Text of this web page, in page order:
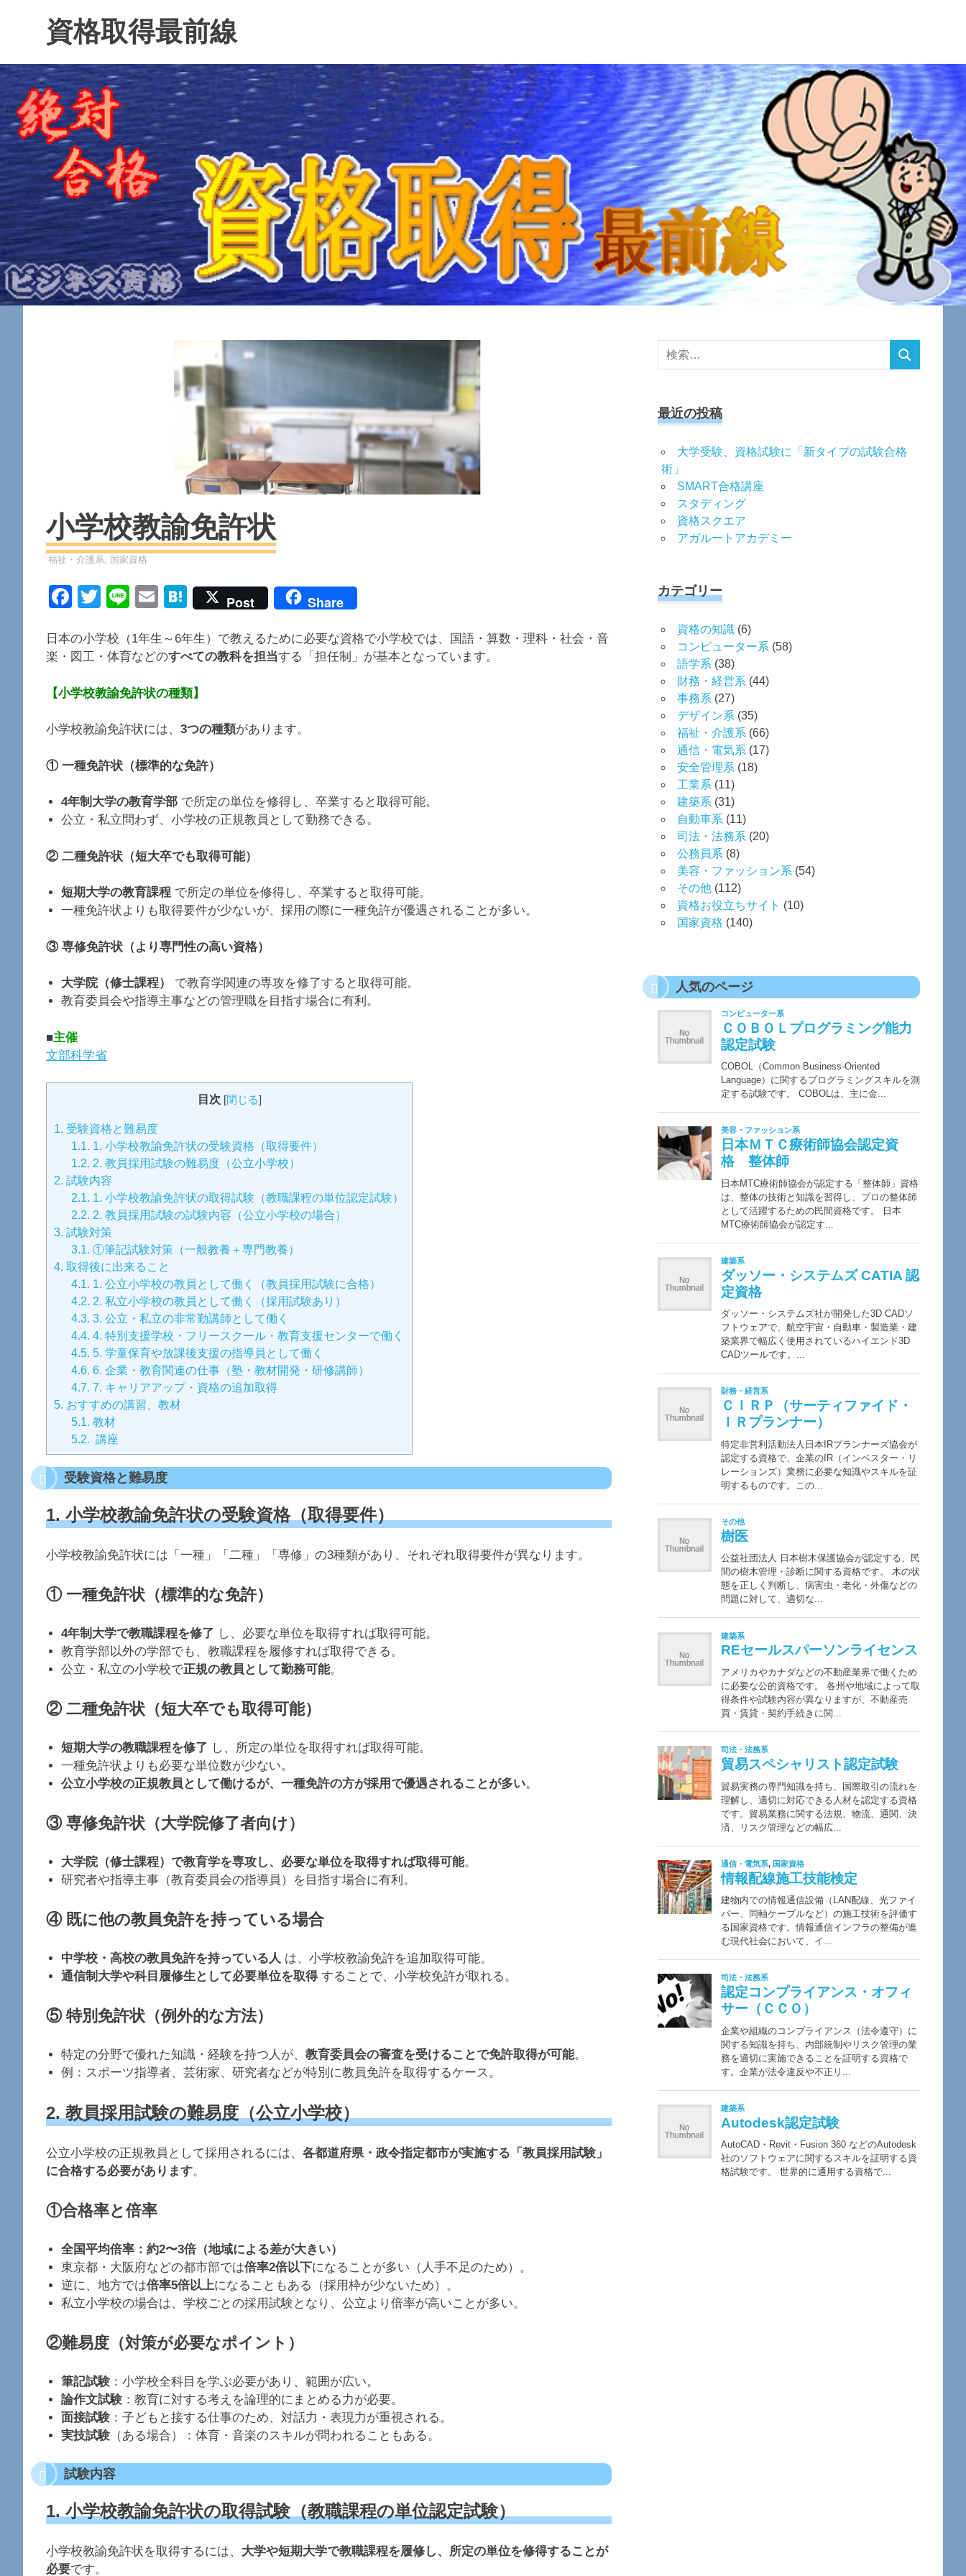
ツ
ス
キ
ッ
プ
資格取得最前線
小学校教諭免許状
資格
福祉・介護系, 国家資格
Facebook
TwitterLineEmailHatena
Post Share
日本の小学校（1年生～6年生）で教えるために必要な資格で小学校では、国語・算数・理科・社会・音
楽・図工・体育などのすべての教科を担当する「担任制」が基本となっています。
【小学校教諭免許状の種類】
小学校教諭免許状には、 3つの種類があります。
① 一種免許状（標準的な免許）
4年制大学の教育学部 で所定の単位を修得し、卒業すると取得可能。
公立・私立問わず、小学校の正規教員として勤務できる。
② 二種免許状（短大卒でも取得可能）
短期大学の教育課程 で所定の単位を修得し、卒業すると取得可能。
一種免許状よりも取得要件が少ないが、採用の際に一種免許が優遇されることが多い。
③ 専修免許状（より専門性の高い資格）
大学院（修士課程）
で教育学関連の専攻を修了すると取得可能。
教育委員会や指導主事などの管理職を目指す場合に有利。
■主催
文部科学省
目次 [閉じる]
1. 受験資格と難易度
1.1. 1. 小学校教諭免許状の受験資格（取得要件）
1.2. 2. 教員採用試験の難易度（公立小学校）
2. 試験内容
2.1. 1. 小学校教諭免許状の取得試験（教職課程の単位認定試験）
2.2. 2. 教員採用試験の試験内容（公立小学校の場合）
3. 試験対策
3.1. ①筆記試験対策（一般教養＋専門教養）
4. 取得後に出来ること
4.1. 1. 公立小学校の教員として働く（教員採用試験に合格）
4.2. 2. 私立小学校の教員として働く（採用試験あり）
4.3. 3. 公立・私立の非常勤講師として働く
4.4. 4. 特別支援学校・フリースクール・教育支援センターで働く
4.5. 5. 学童保育や放課後支援の指導員として働く
4.6. 6. 企業・教育関連の仕事（塾・教材開発・研修講師）
4.7. 7. キャリアアップ・資格の追加取得
5. おすすめの講習、教材
5.1. 教材
5.2. 講座
受験資格と難易度
1. 小学校教諭免許状の受験資格（取得要件）
小学校教諭免許状には「一種」「二種」「専修」の3種類があり、それぞれ取得要件が異なります。
① 一種免許状（標準的な免許）
4年制大学で教職課程を修了 し、必要な単位を取得すれば取得可能。
教育学部以外の学部でも、教職課程を履修すれば取得できる。
公立・私立の小学校で正規の教員として勤務可能。
② 二種免許状（短大卒でも取得可能）
短期大学の教職課程を修了 し、所定の単位を取得すれば取得可能。
一種免許状よりも必要な単位数が少ない。
公立小学校の正規教員として働けるが、一種免許の方が採用で優遇されることが多い。
③ 専修免許状（大学院修了者向け）
大学院（修士課程）で教育学を専攻し、必要な単位を取得すれば取得可能。
研究者や指導主事（教育委員会の指導員）を目指す場合に有利。
④ 既に他の教員免許を持っている場合
中学校・高校の教員免許を持っている人 は、小学校教諭免許を追加取得可能。
通信制大学や科目履修生として必要単位を取得することで、小学校免許が取れる。
⑤ 特別免許状（例外的な方法）
特定の分野で優れた知識・経験を持つ人が、教育委員会の審査を受けることで免許取得が可能。
例：スポーツ指導者、芸術家、研究者などが特別に教員免許を取得するケース。
2. 教員採用試験の難易度（公立小学校）
公立小学校の正規教員として採用されるには、 各都道府県・政令指定都市が実施する「教員採用試験」
に合格する必要があります。
①合格率と倍率
全国平均倍率：約2〜3倍（地域による差が大きい）
東京都・大阪府などの都市部では倍率2倍以下になることが多い（人手不足のため）。
逆に、地方では倍率5倍以上になることもある（採用枠が少ないため）。
私立小学校の場合は、学校ごとの採用試験となり、公立より倍率が高いことが多い。
②難易度（対策が必要なポイント）
筆記試験 ：小学校全科目を学ぶ必要があり、範囲が広い。
論作文試験 ：教育に対する考えを論理的にまとめる力が必要。
面接試験 ：子どもと接する仕事のため、対話力・表現力が重視される。
実技試験 （ある場合）：体育・音楽のスキルが問われることもある。
試験内容
1. 小学校教諭免許状の取得試験（教職課程の単位認定試験）
小学校教諭免許状を取得するには、 大学や短期大学で教職課程を履修し、所定の単位を修得することが
必要です。
検
検
最近の投稿
大学受験、資格試験に「新タイプの試験合格
術」
SMART合格講座
スタディング
資格スクエア
アガルートアカデミー
カテゴリー
資格の知識 (6)
コンピューター系 (58)
語学系 (38)
財務・経営系 (44)
事務系 (27)
デザイン系 (35)
福祉・介護系 (66)
通信・電気系 (17)
安全管理系 (18)
工業系 (11)
建築系 (31)
自動車系 (11)
司法・法務系 (20)
公務員系 (8)
美容・ファッション系 (54)
その他 (112)
資格お役立ちサイト (10)
国家資格 (140)
人気のページ